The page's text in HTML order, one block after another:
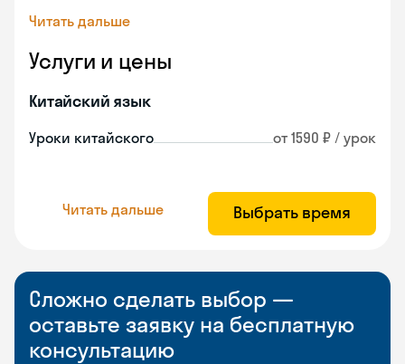
Читать дальше
Услуги и цены
Китайский язык
Уроки китайского от 1590 ₽ / урок
Читать дальше Выбрать время
Сложно сделать выбор —
оставьте заявку на бесплатную
консультацию